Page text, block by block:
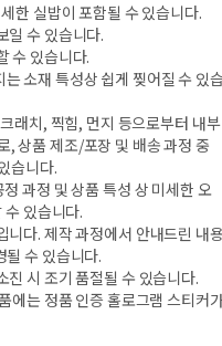
한 실밥이 포함될 수 있습니다.
일 수 있습니다.
수 있습니다.
소재 특성상 쉽게 찢어질 수 있습
래치, 찍힘, 먼지 등으로부터 내부
, 상품 제조/포장 및 배송 과정 중
습니다.
과정 및 상품 특성 상 미세한 오
있습니다.
다. 제작 과정에서 안내드린 내용
수 있습니다.
시 조기 품절될 수 있습니다.
에는 정품 인증 홀로그램 스티커